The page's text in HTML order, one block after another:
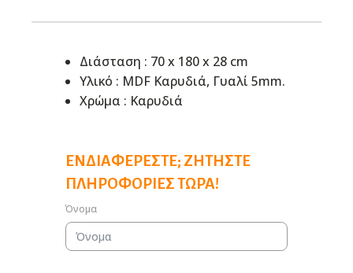
Διάσταση : 70 x 180 x 28 cm
Υλικό : MDF Καρυδιά, Γυαλί 5mm.
Χρώμα : Καρυδιά
ΕΝΔΙΑΦΈΡΕΣΤΕ; ΖΗΤΉΣΤΕ
ΠΛΗΡΟΦΟΡΊΕΣ ΤΏΡΑ!
Όνομα